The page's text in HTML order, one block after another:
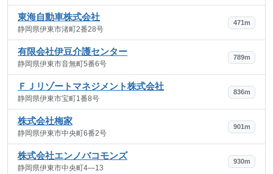
東海自動車株式会社
静岡県伊東市渚町2番28号
471m
有限会社伊豆介護センター
静岡県伊東市音無町5番6号
789m
ＦＪリゾートマネジメント株式会社
静岡県伊東市宝町1番8号
836m
株式会社梅家
静岡県伊東市中央町6番2号
901m
株式会社エンノバコモンズ
静岡県伊東市中央町4―13
930m